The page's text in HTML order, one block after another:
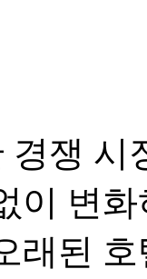
경쟁
이 변
래된